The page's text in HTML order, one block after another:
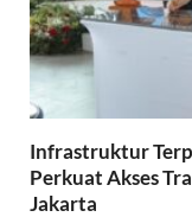
Infrastruktur
Perkuat Akses
Jakarta